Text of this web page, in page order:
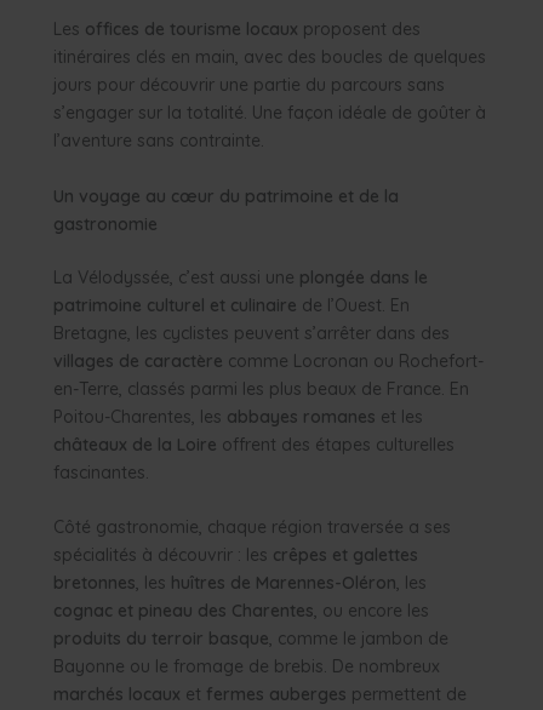
Les offices de tourisme locaux proposent des
itinéraires clés en main, avec des boucles de quelques
jours pour découvrir une partie du parcours sans
s’engager sur la totalité. Une façon idéale de goûter à
l’aventure sans contrainte.
Un voyage au cœur du patrimoine et de la
gastronomie
La Vélodyssée, c’est aussi une plongée dans le
patrimoine culturel et culinaire de l’Ouest. En
Bretagne, les cyclistes peuvent s’arrêter dans des
villages de caractère comme Locronan ou Rochefort-
en-Terre, classés parmi les plus beaux de France. En
Poitou-Charentes, les abbayes romanes et les
châteaux de la Loire offrent des étapes culturelles
fascinantes.
Côté gastronomie, chaque région traversée a ses
spécialités à découvrir : les crêpes et galettes
bretonnes, les huîtres de Marennes-Oléron, les
cognac et pineau des Charentes, ou encore les
produits du terroir basque, comme le jambon de
Bayonne ou le fromage de brebis. De nombreux
marchés locaux et fermes auberges permettent de